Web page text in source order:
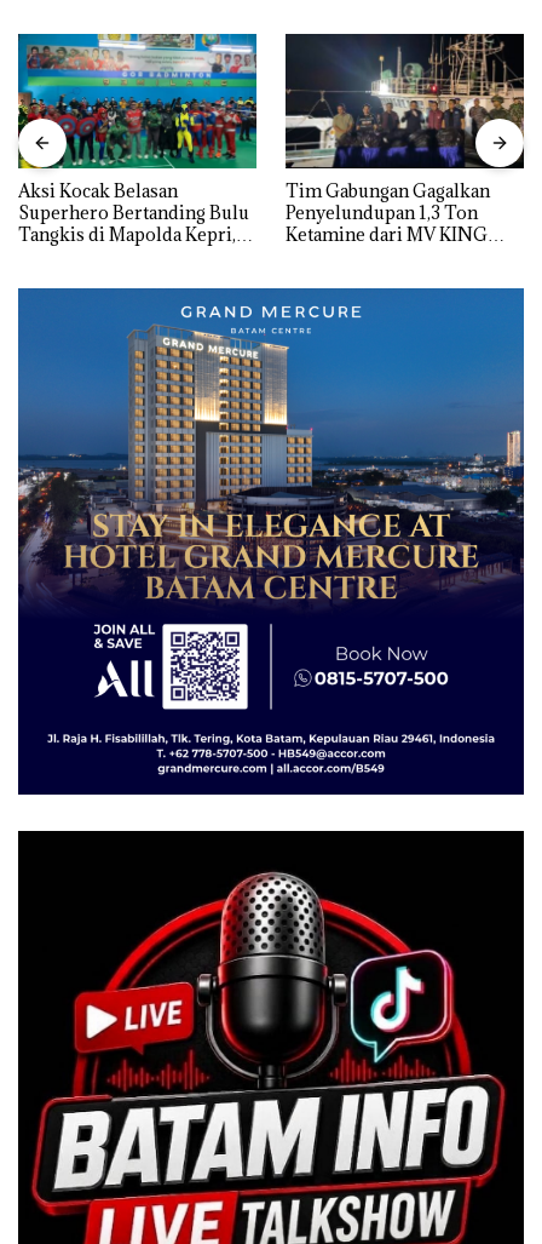
Aksi Kocak Belasan
Superhero Bertanding Bulu
Tangkis di Mapolda Kepri,
Tim Gabungan Gagalkan
Penyelundupan 1,3 Ton
Ketamine dari MV KING